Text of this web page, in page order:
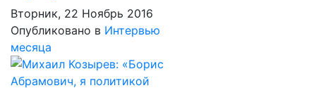
Вторник, 22 Ноябрь 2016
Опубликовано в Интервью
месяца